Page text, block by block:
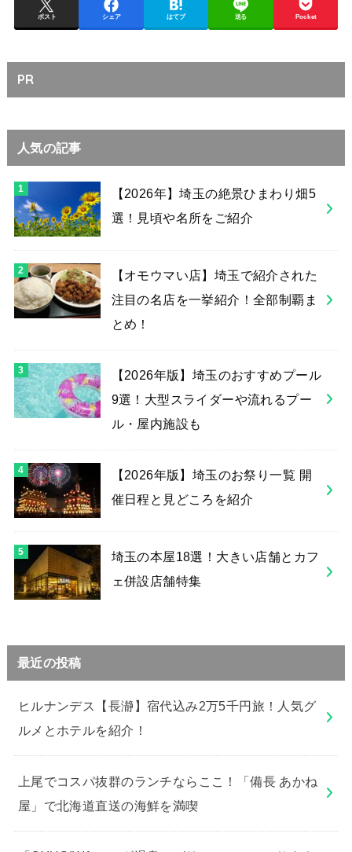
ポスト シェア はてブ 送る Pocket
PR
人気の記事
【2026年】埼玉の絶景ひまわり畑5
選！見頃や名所をご紹介
【オモウマい店】埼玉で紹介された
注目の名店を一挙紹介！全部制覇ま
とめ！
【2026年版】埼玉のおすすめプール
9選！大型スライダーや流れるプー
ル・屋内施設も
【2026年版】埼玉のお祭り一覧 開
催日程と見どころを紹介
埼玉の本屋18選！大きい店舗とカフ
ェ併設店舗特集
最近の投稿
ヒルナンデス【長瀞】宿代込み2万5千円旅！人気グ
ルメとホテルを紹介！
上尾でコスパ抜群のランチならここ！「備長 あかね
屋」で北海道直送の海鮮を満喫